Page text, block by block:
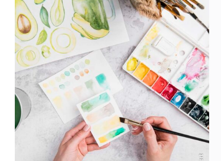
über
eine
moderne
Form
der
Illustration